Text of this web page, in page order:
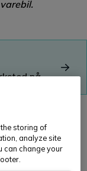
nå
storing of
analyze site
can change your